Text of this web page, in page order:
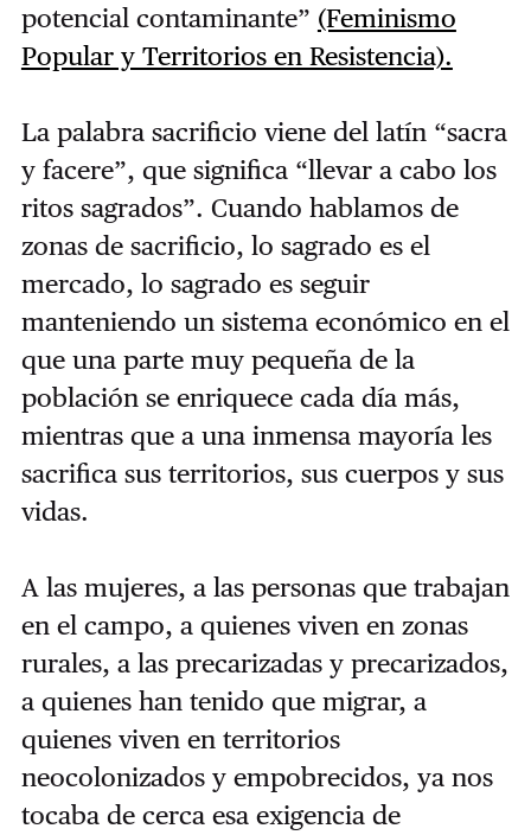
potencial contaminante” (Feminismo
Popular y Territorios en Resistencia).
La palabra sacrificio viene del latín “sacra
y facere”, que significa “llevar a cabo los
ritos sagrados”. Cuando hablamos de
zonas de sacrificio, lo sagrado es el
mercado, lo sagrado es seguir
manteniendo un sistema económico en el
que una parte muy pequeña de la
población se enriquece cada día más,
mientras que a una inmensa mayoría les
sacrifica sus territorios, sus cuerpos y sus
vidas.
A las mujeres, a las personas que trabajan
en el campo, a quienes viven en zonas
rurales, a las precarizadas y precarizados,
a quienes han tenido que migrar, a
quienes viven en territorios
neocolonizados y empobrecidos, ya nos
tocaba de cerca esa exigencia de